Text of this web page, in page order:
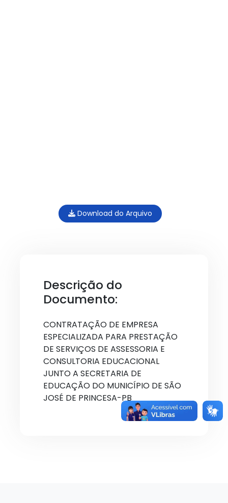
Download do Arquivo
Descrição do
Documento:
CONTRATAÇÃO DE EMPRESA
ESPECIALIZADA PARA PRESTAÇÃO
DE SERVIÇOS DE ASSESSORIA E
CONSULTORIA EDUCACIONAL
JUNTO A SECRETARIA DE
EDUCAÇÃO DO MUNICÍPIO DE SÃO
JOSÉ DE PRINCESA-PB